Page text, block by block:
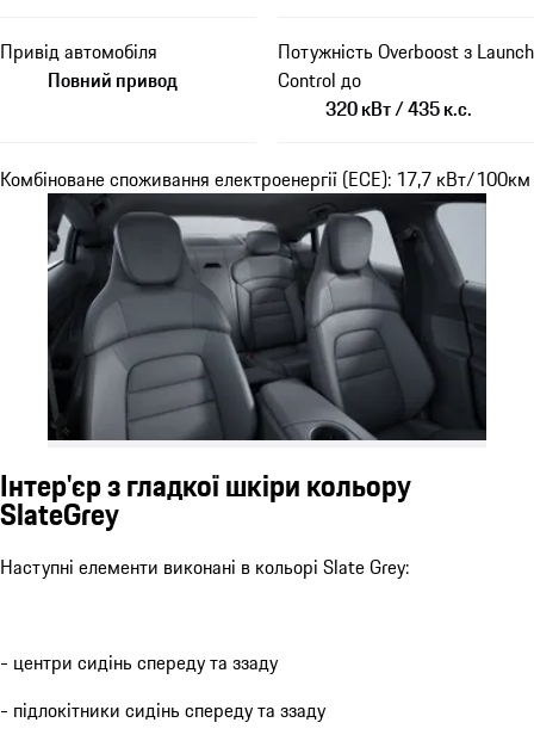
Привід автомобіля
Повний привод
Потужність Overboost з Launch
Control до
320 кВт / 435 к.с.
Комбіноване споживання електроенергії (ECE): 17,7 кВт/100км
Інтер'єр з гладкої шкіри кольору
SlateGrey
Наступні елементи виконані в кольорі Slate Grey:
- центри сидінь спереду та ззаду
- підлокітники сидінь спереду та ззаду